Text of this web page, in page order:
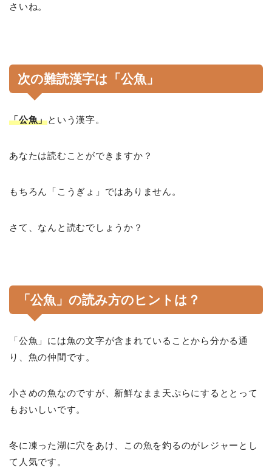
さいね。
次の難読漢字は「公魚」
「公魚」という漢字。
あなたは読むことができますか？
もちろん「こうぎょ」ではありません。
さて、なんと読むでしょうか？
「公魚」の読み方のヒントは？
「公魚」には魚の文字が含まれていることから分かる通
り、魚の仲間です。
小さめの魚なのですが、新鮮なまま天ぷらにするととって
もおいしいです。
冬に凍った湖に穴をあけ、この魚を釣るのがレジャーとし
て人気です。